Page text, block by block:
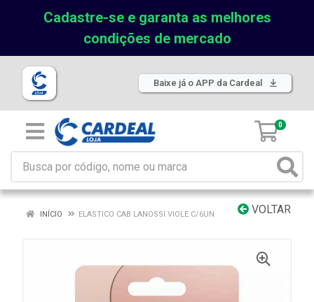
Cadastre-se e garanta as melhores
condições de mercado
Baixe já o APP da Cardeal
0
VOLTAR
INÍCIO ELASTICO CAB LANOSSI VIOLE C/6UN